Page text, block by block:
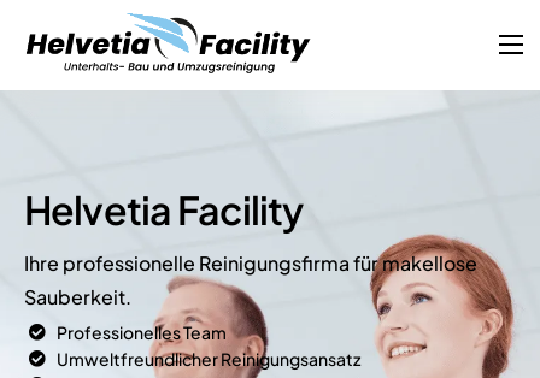
Leistungen
Kontakt
Helvetia Facility
Ihre professionelle Reinigungsfirma für makellose
Sauberkeit.
Professionelles Team
Umweltfreundlicher Reinigungsansatz